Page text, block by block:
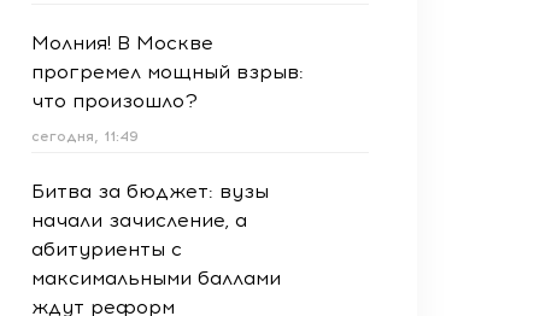
Молния! В Москве
прогремел мощный взрыв:
что произошло?
сегодня, 11:49
Битва за бюджет: вузы
начали зачисление, а
абитуриенты с
максимальными баллами
ждут реформ